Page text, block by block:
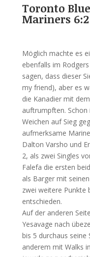
Toronto
Mariners
Möglich machte es
ebenfalls im
sagen, dass dieser
my friend), aber es
die Kanadier mit
auftrumpften. Schon
Weichen auf Sieg
aufmerksame
Dalton Varsho und
2, als zwei Singles
Falefa die ersten
als Barger mit
zwei weitere Punkte
entschieden.
Auf der anderen
Yesavage nach
bis 5 durchaus seine
anderem mit Walks